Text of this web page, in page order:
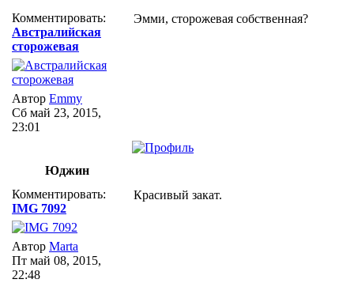
Комментировать:
Австралийская
сторожевая
Автор Emmy
Сб май 23, 2015,
23:01
Эмми, сторожевая собственная?
Юджин
Комментировать:
IMG 7092
Автор Marta
Пт май 08, 2015,
22:48
Красивый закат.